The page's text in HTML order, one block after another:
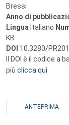
Bressi
Anno di
Lingua Italiano
KB
DOI 10.3280/
Il DOI è il codice
più clicca qui
ANTEPRIMA